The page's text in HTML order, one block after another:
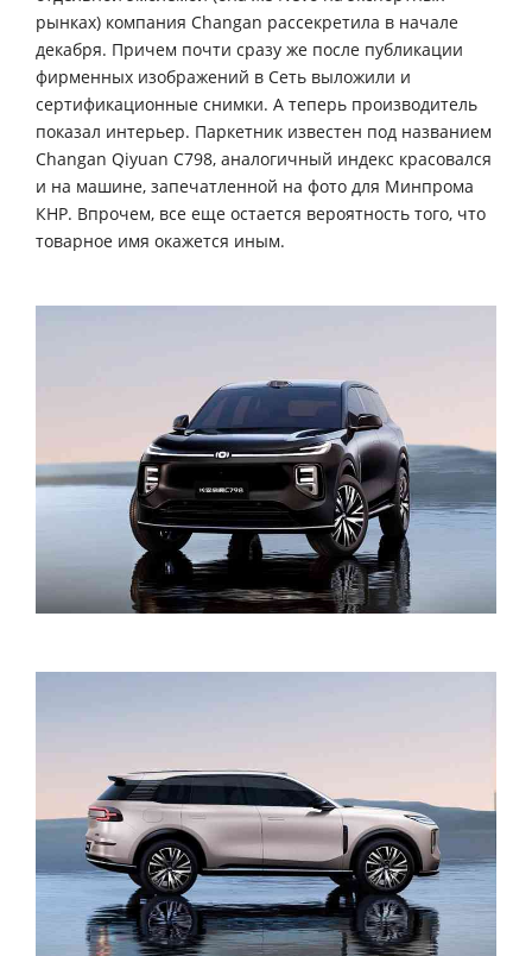
рынках) компания Changan рассекретила в начале
декабря. Причем почти сразу же после публикации
фирменных изображений в Сеть выложили и
сертификационные снимки. А теперь производитель
показал интерьер. Паркетник известен под названием
Changan Qiyuan С798, аналогичный индекс красовался
и на машине, запечатленной на фото для Минпрома
КНР. Впрочем, все еще остается вероятность того, что
товарное имя окажется иным.